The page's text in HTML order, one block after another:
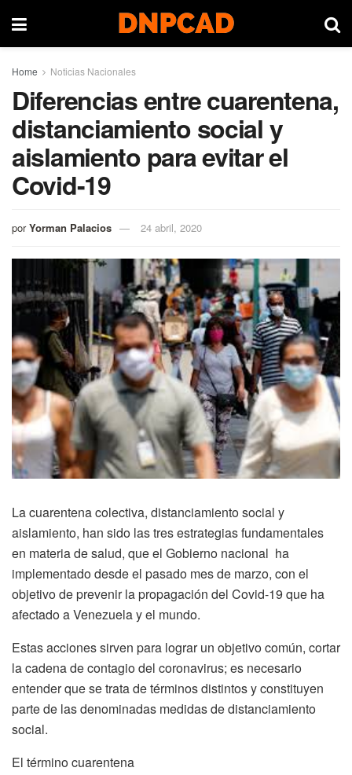
Home Noticias Nacionales
Diferencias entre cuarentena,
distanciamiento social y
aislamiento para evitar el
Covid-19
por Yorman Palacios 24 abril, 2020
La cuarentena colectiva, distanciamiento social y
aislamiento, han sido las tres estrategias fundamentales
en materia de salud, que el Gobierno nacional ha
implementado desde el pasado mes de marzo, con el
objetivo de prevenir la propagación del Covid-19 que ha
afectado a Venezuela y el mundo.
Estas acciones sirven para lograr un objetivo común, cortar
la cadena de contagio del coronavirus; es necesario
entender que se trata de términos distintos y constituyen
parte de las denominadas medidas de distanciamiento
social.
El término cuarentena